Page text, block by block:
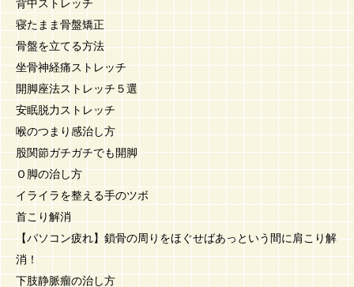
背中ストレッチ
寝たまま骨盤矯正
骨盤を立てる方法
坐骨神経痛ストレッチ
開脚座法ストレッチ５選
安眠脱力ストレッチ
喉のつまり感治し方
股関節ガチガチでも開脚
Ｏ脚の治し方
イライラを整える手のツボ
首こり解消
【パソコン疲れ】鎖骨の周りをほぐせばあっという間に肩こり解
消！
下肢静脈瘤の治し方